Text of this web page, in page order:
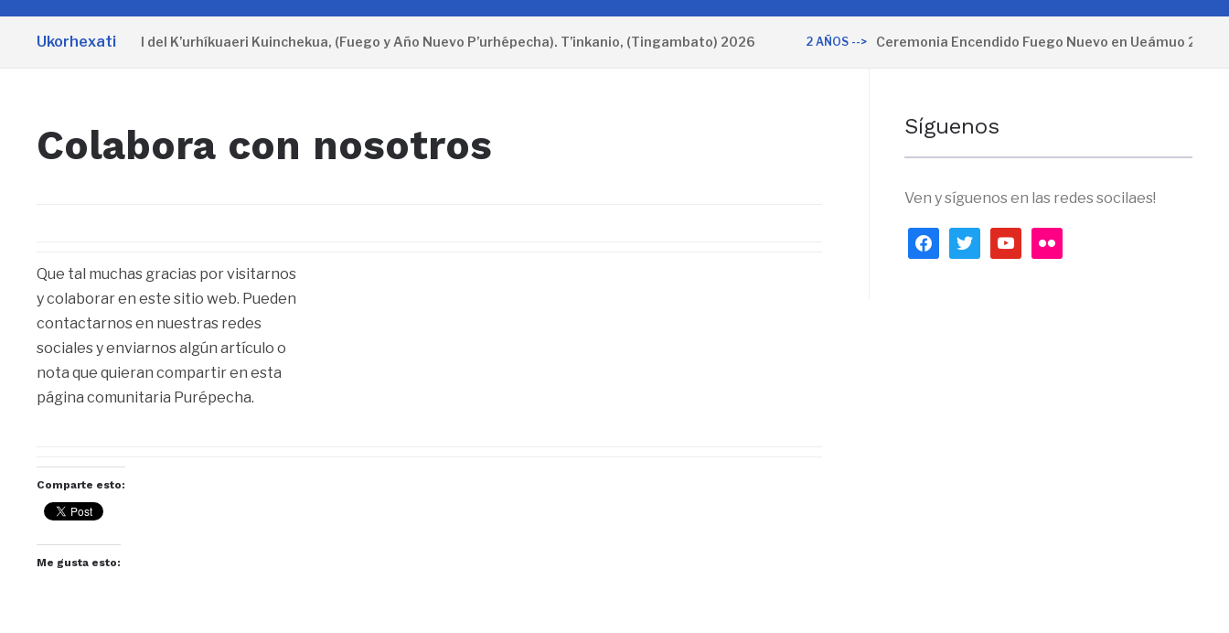
sidebar
&
Ukorhexati
Cartel oficial del K’urhíkuaeri Kuinchekua, (Fuego y Año Nuevo P’urhépecha). T’inkanio, (Tingambato) 2026 2 AÑOS --> Ceremonia Encendido Fuego Nuevo en Ueámuo 2025
Colabora con nosotros
Que tal muchas gracias por visitarnos
y colaborar en este sitio web. Pueden
contactarnos en nuestras redes
sociales y enviarnos algún artículo o
nota que quieran compartir en esta
página comunitaria Purépecha.
Comparte esto:
Me gusta esto:
Síguenos
Ven y síguenos en las redes socilaes!
facebooktwitteryoutubeflickr